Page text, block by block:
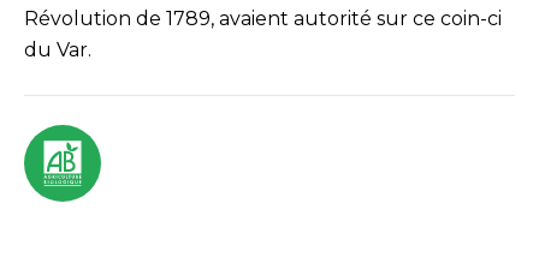
Révolution de 1789, avaient autorité sur ce coin-ci
du Var.